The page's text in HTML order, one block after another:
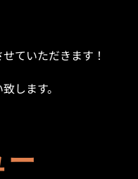
ていただきます！
します。